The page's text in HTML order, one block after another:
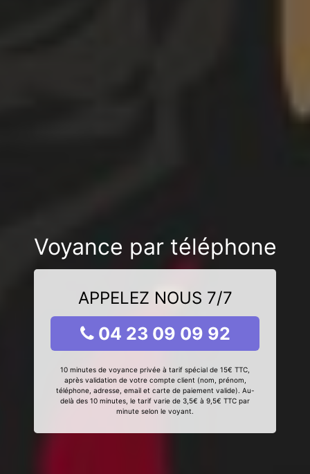
Voyance par téléphone
APPELEZ NOUS 7/7
04 23 09 09 92
10 minutes de voyance privée à tarif spécial de 15€ TTC,
après validation de votre compte client (nom, prénom,
téléphone, adresse, email et carte de paiement valide). Au-
delà des 10 minutes, le tarif varie de 3,5€ à 9,5€ TTC par
minute selon le voyant.